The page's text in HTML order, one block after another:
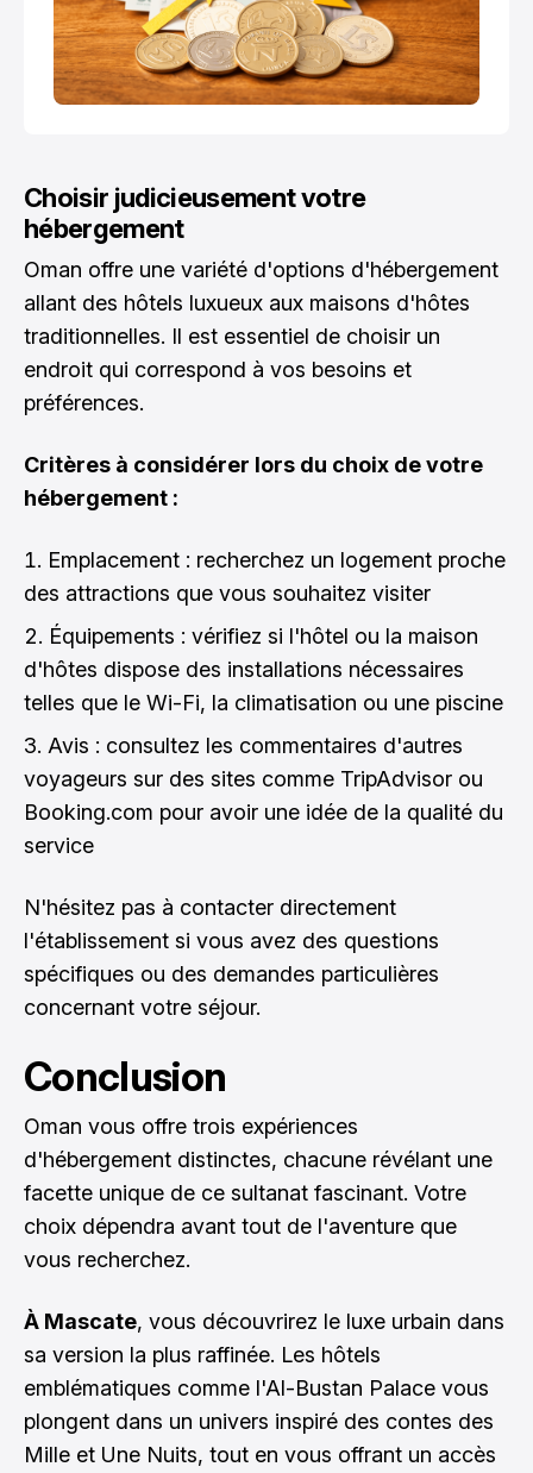
Choisir judicieusement votre
hébergement
Oman offre une variété d'options d'hébergement
allant des hôtels luxueux aux maisons d'hôtes
traditionnelles. Il est essentiel de choisir un
endroit qui correspond à vos besoins et
préférences.
Critères à considérer lors du choix de votre
hébergement :
Emplacement : recherchez un logement proche
des attractions que vous souhaitez visiter
Équipements : vérifiez si l'hôtel ou la maison
d'hôtes dispose des installations nécessaires
telles que le Wi-Fi, la climatisation ou une piscine
Avis : consultez les commentaires d'autres
voyageurs sur des sites comme TripAdvisor ou
Booking.com pour avoir une idée de la qualité du
service
N'hésitez pas à contacter directement
l'établissement si vous avez des questions
spécifiques ou des demandes particulières
concernant votre séjour.
Conclusion
Oman vous offre trois expériences
d'hébergement distinctes, chacune révélant une
facette unique de ce sultanat fascinant. Votre
choix dépendra avant tout de l'aventure que
vous recherchez.
À Mascate, vous découvrirez le luxe urbain dans
sa version la plus raffinée. Les hôtels
emblématiques comme l'Al-Bustan Palace vous
plongent dans un univers inspiré des contes des
Mille et Une Nuits, tout en vous offrant un accès